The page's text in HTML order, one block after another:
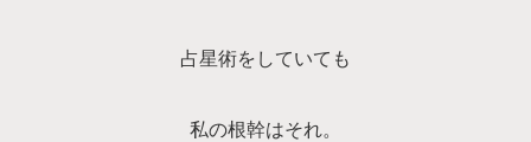
占星術をしていても
私の根幹はそれ。